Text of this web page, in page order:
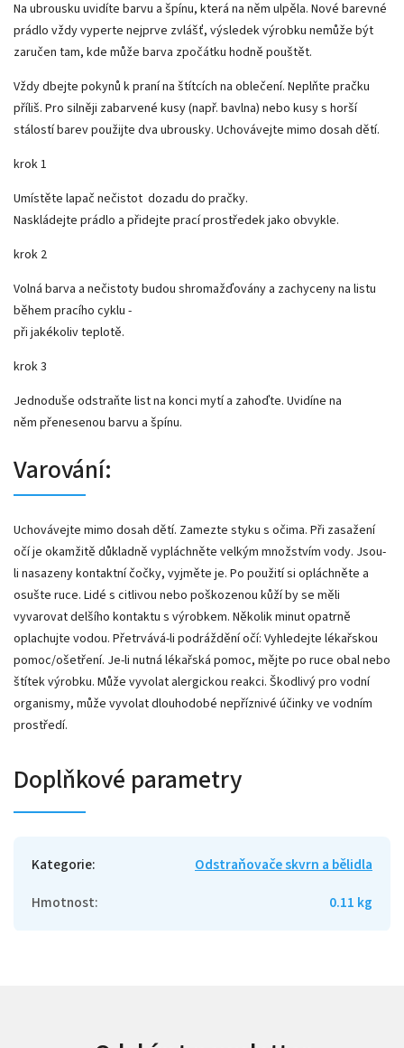
Na ubrousku uvidíte barvu a špínu, která na něm ulpěla. Nové barevné
prádlo vždy vyperte nejprve zvlášť, výsledek výrobku nemůže být
zaručen tam, kde může barva zpočátku hodně pouštět.
Vždy dbejte pokynů k praní na štítcích na oblečení. Neplňte pračku
příliš. Pro silněji zabarvené kusy (např. bavlna) nebo kusy s horší
stálostí barev použijte dva ubrousky. Uchovávejte mimo dosah dětí.
krok 1
Umístěte lapač nečistot dozadu do pračky.
Naskládejte prádlo a přidejte prací prostředek jako obvykle.
krok 2
Volná barva a nečistoty budou shromažďovány a zachyceny na listu
během pracího cyklu -
při jakékoliv teplotě.
krok 3
Jednoduše odstraňte list na konci mytí a zahoďte. Uvidíne na
něm přenesenou barvu a špínu.
Varování:
Uchovávejte mimo dosah dětí. Zamezte styku s očima. Při zasažení
očí je okamžitě důkladně vypláchněte velkým množstvím vody. Jsou-
li nasazeny kontaktní čočky, vyjměte je. Po použití si opláchněte a
osušte ruce. Lidé s citlivou nebo poškozenou kůží by se měli
vyvarovat delšího kontaktu s výrobkem. Několik minut opatrně
oplachujte vodou. Přetrvává-li podráždění očí: Vyhledejte lékařskou
pomoc/ošetření. Je-li nutná lékařská pomoc, mějte po ruce obal nebo
štítek výrobku. Může vyvolat alergickou reakci. Škodlivý pro vodní
organismy, může vyvolat dlouhodobé nepříznivé účinky ve vodním
prostředí.
Doplňkové parametry
Kategorie:
Odstraňovače skvrn a bělidla
Hmotnost: 0.11 kg